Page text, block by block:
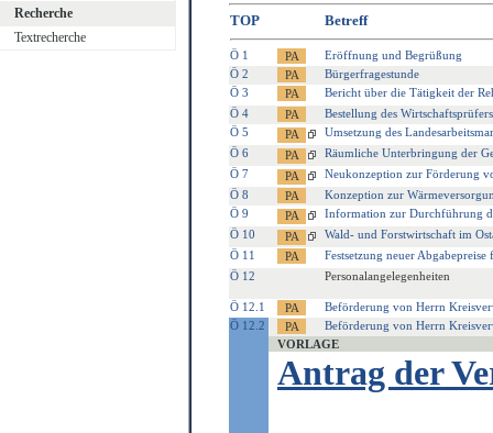
Recherche
Textrecherche
TOP Betreff
Ö 1
Eröffnung und Begrüßung
Ö 2
Bürgerfragestunde
Ö 3
Bericht über die Tätigkeit der
Ö 4
Bestellung des
Ö 5
Umsetzung des
Ö 6
Räumliche Unterbringung der
Ö 7
Neukonzeption zur Förderung
Ö 8
Konzeption zur
Ö 9
Information zur Durchführung
Ö 10
Wald- und Forstwirtschaft im
Ö 11
Festsetzung neuer
Ö 12
Personalangelegenheiten
Ö 12.1
Beförderung von Herrn
Ö 12.2
Beförderung von Herrn
VORLAGE
Antrag der